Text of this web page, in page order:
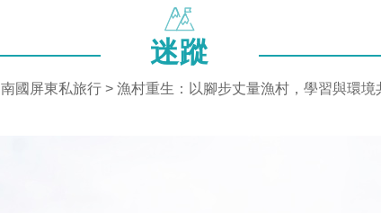
迷蹤
南國屏東私旅行> 漁村重生：以腳步丈量漁村，學習與環境